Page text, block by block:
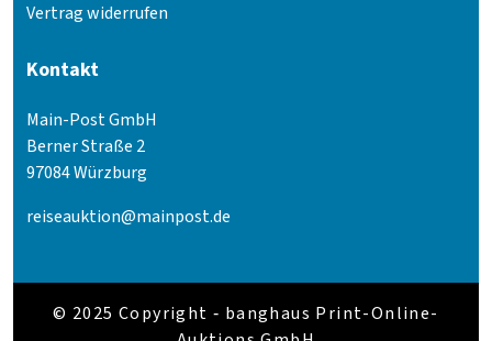
Vertrag widerrufen
Kontakt
Main-Post GmbH
Berner Straße 2
97084 Würzburg
reiseauktion@mainpost.de
© 2025 Copyright ‐ banghaus Print-Online-